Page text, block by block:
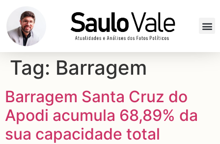
Tag: Barragem
Barragem Santa Cruz do
Apodi acumula 68,89% da
sua capacidade total